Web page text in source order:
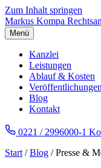
Zum Inhalt springen
Markus Kompa
Menü
Kanzlei
Leistungen
Ablauf & Kosten
Veröffentlichungen
Blog
Kontakt
0221 / 2996000-1
Start /Blog / Presse &